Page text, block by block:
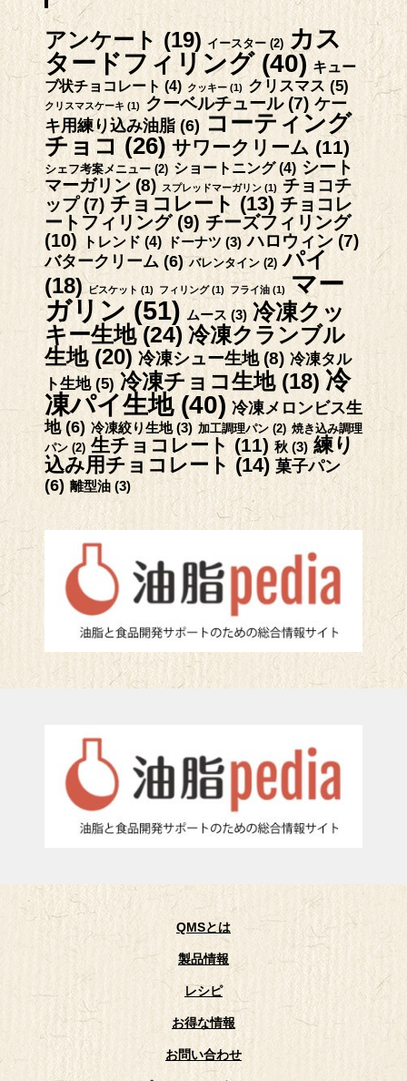
アンケート (19) イースター (2) カス
タードフィリング(40) キュー
ブ状チョコレート (4) クッキー (1) クリスマス (5)
クリスマスケーキ (1) クーベルチュール(7) ケー
キ用練り込み油脂 (6) コーティング
チョコ (26) サワークリーム (11)
シェフ考案メニュー (2) ショートニング(4) シート
マーガリン (8) スプレッドマーガリン (1)
チョコチ
ップ(7) チョコレート (13) チョコレ
ートフィリング(9) チーズフィリング
(10)
トレンド (4) ドーナツ (3) ハロウィン (7)
バタークリーム (6) バレンタイン (2) パイ
(18) ビスケット (1) フィリング(1) フライ油 (1) マー
ガリン (51) ムース (3) 冷凍クッ
キー生地(24) 冷凍クランブル
生地(20) 冷凍シュー生地(8) 冷凍タル
ト生地(5) 冷凍チョコ生地(18) 冷
凍パイ生地(40) 冷凍メロンビス生
地(6) 冷凍絞り生地(3) 加工調理パン (2) 焼き込み調理
パン (2) 生チョコレート(11) 秋 (3) 練り
込み用チョコレート(14) 菓子パン
(6) 離型油 (3)
QMSとは
製品情報
レシピ
お得な情報
お問い合わせ